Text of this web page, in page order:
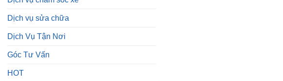
Dịch vụ sửa chữa
Dịch Vụ Tận Nơi
Góc Tư Vấn
HOT